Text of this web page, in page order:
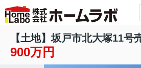
【土地】坂戸市北大塚11号
900万円